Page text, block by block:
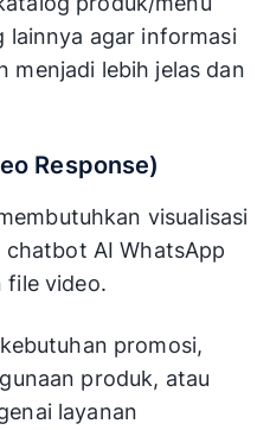
lainnya agar informasi
menjadi lebih jelas dan
Response)
visualisasi
AI WhatsApp
file video.
promosi,
produk, atau
layanan